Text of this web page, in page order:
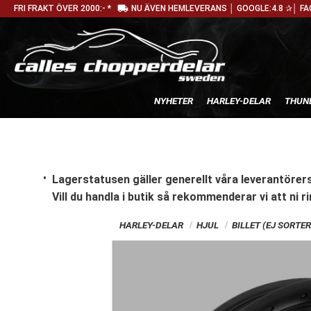
FRI FRAKT ÖVER 2000:- * local_shipping NU ÄVEN HEMLEVERANS │ GOOGLE:4.8 ✰│
NYHETER HARLEY-DELAR
Lagerstatusen gäller generellt våra
Vill du handla i butik så rekommenderar vi att ni
HARLEY-DELAR HJUL BILLET (EJ